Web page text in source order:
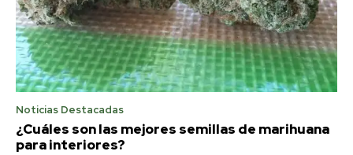
Noticias Destacadas
¿Cuáles son las mejores semillas de marihuana
para interiores?